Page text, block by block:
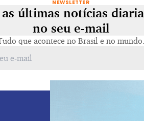
NEWSLETTER
as últimas notícias
no seu e-mail
que acontece no Brasil e no mundo.